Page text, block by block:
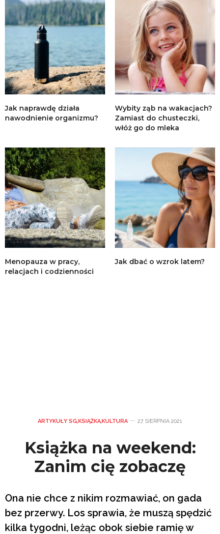
Jak naprawdę działa
nawodnienie organizmu?
Wybity ząb na wakacjach?
Zamiast do chusteczki,
włóż go do mleka
Menopauza w pracy,
relacjach i codzienności
Jak dbać o wzrok latem?
ARTYKUŁY SG,KSIĄŻKA,KULTURA 27 SIERPNIA 2021
Książka na weekend:
Zanim cię zobaczę
Ona nie chce z nikim rozmawiać, on gada
bez przerwy. Los sprawia, że muszą spędzić
kilka tygodni, leżąc obok siebie ramię w